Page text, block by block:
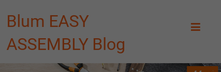
Blum EASY
ASSEMBLY Blog